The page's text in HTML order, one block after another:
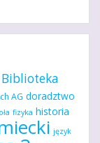
Biblioteka
AG doradztwo
fizyka historia
język